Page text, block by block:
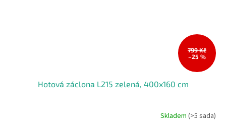
799 Kč
–25 %
Hotová záclona L215 zelená, 400x160 cm
Skladem (>5 sada)